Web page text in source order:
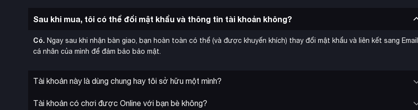
Sau khi mua, tôi có thể đổi mật khẩu và thông tin tài khoản không?
Có. Ngay sau khi nhận bàn giao, bạn hoàn toàn có thể (và được khuyến khích) thay đổi mật khẩu và liên kết sang Email
cá nhân của mình để đảm bảo bảo mật.
Tài khoản này là dùng chung hay tôi sở hữu một mình?
Tài khoản có chơi được Online với bạn bè không?